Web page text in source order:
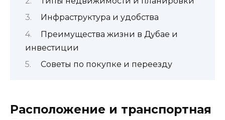
Инфраструктура и удобства
Преимущества жизни в Дубае и
инвестиции
Советы по покупке и переезду
Расположение и транспортная